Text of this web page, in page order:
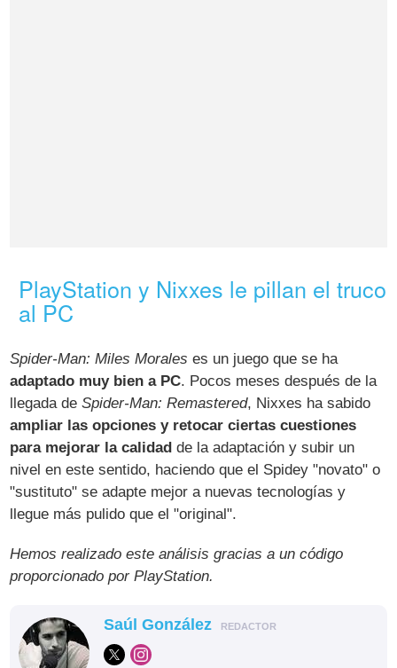
PlayStation y Nixxes le pillan el truco
al PC
Spider-Man: Miles Morales es un juego que se ha
adaptado muy bien a PC. Pocos meses después de la
llegada de Spider-Man: Remastered, Nixxes ha sabido
ampliar las opciones y retocar ciertas cuestiones
para mejorar la calidad de la adaptación y subir un
nivel en este sentido, haciendo que el Spidey "novato" o
"sustituto" se adapte mejor a nuevas tecnologías y
llegue más pulido que el "original".
Hemos realizado este análisis gracias a un código
proporcionado por PlayStation.
Saúl González REDACTOR